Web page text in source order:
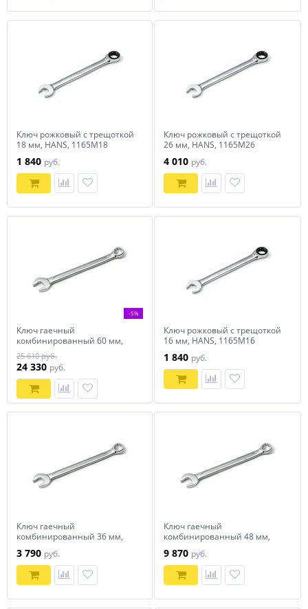
Ключ рожковый с трещоткой
18 мм, HANS, 1165M18
1 840 руб.
Ключ рожковый с трещоткой
26 мм, HANS, 1165M26
4 010 руб.
-5%
Ключ гаечный
комбинированный 60 мм,
HANS, 1161M60
25 610 руб.
24 330 руб.
Ключ рожковый с трещоткой
16 мм, HANS, 1165M16
1 840 руб.
Ключ гаечный
комбинированный 36 мм,
3 790 руб.
Ключ гаечный
комбинированный 48 мм,
9 870 руб.